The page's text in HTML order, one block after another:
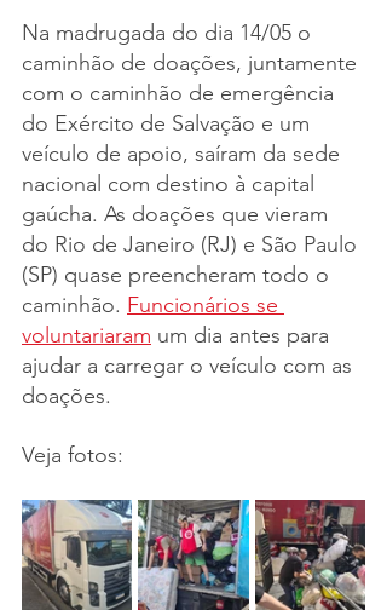
Na madrugada do dia 14/05 o
caminhão de doações, juntamente
com o caminhão de emergência
do Exército de Salvação e um
veículo de apoio, saíram da sede
nacional com destino à capital
gaúcha. As doações que vieram
do Rio de Janeiro (RJ) e São Paulo
(SP) quase preencheram todo o
caminhão. Funcionários se
voluntariaram um dia antes para
ajudar a carregar o veículo com as
doações.
Veja fotos: